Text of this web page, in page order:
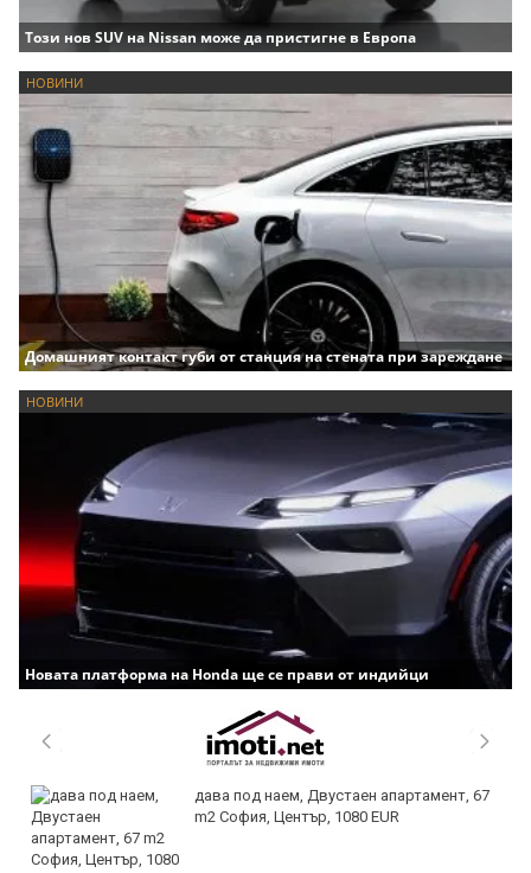
Този нов SUV на Nissan може да пристигне в Европа
НОВИНИ
Домашният контакт губи от станция на стената при зареждане
НОВИНИ
Новата платформа на Honda ще се прави от индийци
дава под наем, Двустаен апартамент, 67
m2 София, Център, 1080 EUR